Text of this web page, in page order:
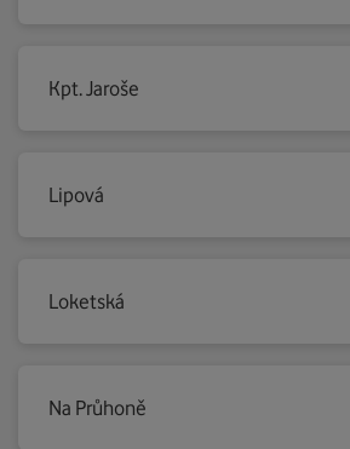
Kpt. Jaroše
Lipová
Loketská
Na Průhoně